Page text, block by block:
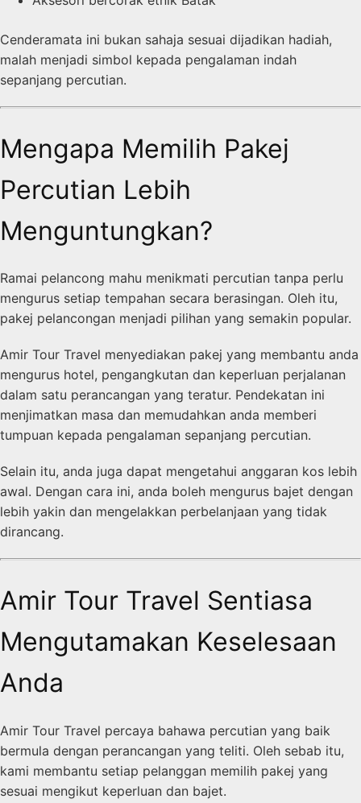
Cenderamata ini bukan sahaja sesuai dijadikan hadiah,
malah menjadi simbol kepada pengalaman indah
sepanjang percutian.
Mengapa Memilih Pakej
Percutian Lebih
Menguntungkan?
Ramai pelancong mahu menikmati percutian tanpa perlu
mengurus setiap tempahan secara berasingan. Oleh itu,
pakej pelancongan menjadi pilihan yang semakin popular.
Amir Tour Travel menyediakan pakej yang membantu anda
mengurus hotel, pengangkutan dan keperluan perjalanan
dalam satu perancangan yang teratur. Pendekatan ini
menjimatkan masa dan memudahkan anda memberi
tumpuan kepada pengalaman sepanjang percutian.
Selain itu, anda juga dapat mengetahui anggaran kos lebih
awal. Dengan cara ini, anda boleh mengurus bajet dengan
lebih yakin dan mengelakkan perbelanjaan yang tidak
dirancang.
Amir Tour Travel Sentiasa
Mengutamakan Keselesaan
Anda
Amir Tour Travel percaya bahawa percutian yang baik
bermula dengan perancangan yang teliti. Oleh sebab itu,
kami membantu setiap pelanggan memilih pakej yang
sesuai mengikut keperluan dan bajet.